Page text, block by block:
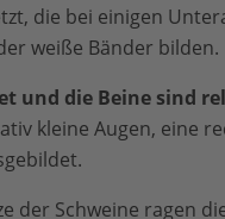
die bei einigen
weiße Bänder bilden.
und die Beine sind
kleine Augen, eine
der Schweine ragen